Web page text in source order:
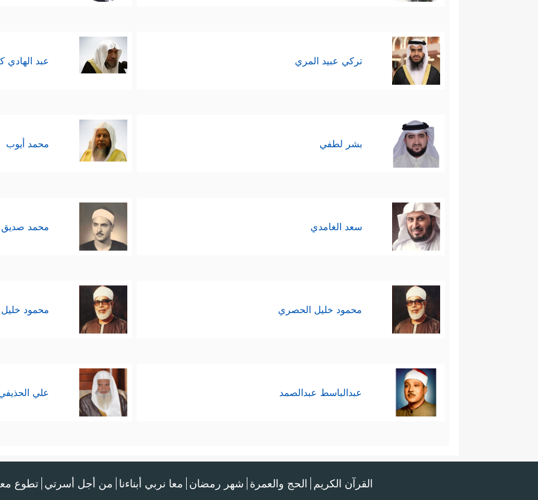
تركي عبيد المري عبد الهادي
بشر لطفي محمد أيوب
سعد الغامدي محمد صديق
محمود خليل الحصري محمود
عبدالباسط عبدالصمد علي
القرآن الكريم الحج والعمرة شهر رمضان معا نربي أبناءنا من أجل أسرتي تطوع